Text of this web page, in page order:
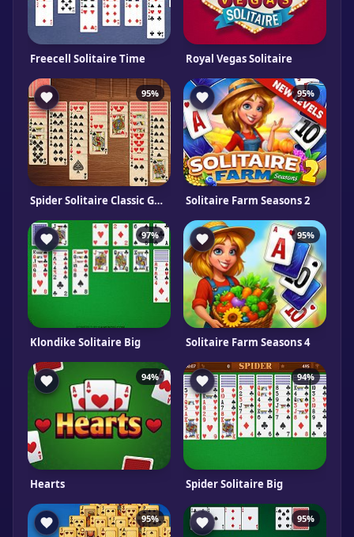
Freecell Solitaire Time Royal Vegas Solitaire
95%
Spider Solitaire Classic Gameboss
95%
Solitaire Farm Seasons 2
97%
Klondike Solitaire Big
95%
Solitaire Farm Seasons 4
94%
Hearts
94%
Spider Solitaire Big
95% 95%